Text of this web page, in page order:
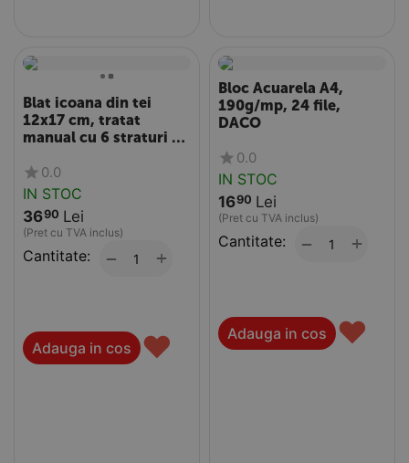
Blat icoana din tei
12x17 cm, tratat
manual cu 6 straturi de
grosime ...
0.0
IN STOC
3690 Lei
(Pret cu TVA inclus)
Cantitate: +
−
Adauga in cos ♥
Bloc Acuarela A4,
190g/mp, 24 file,
DACO
0.0
IN STOC
1690 Lei
(Pret cu TVA inclus)
Cantitate: +
−
Adauga in cos ♥